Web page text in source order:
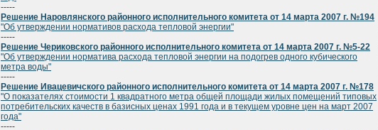
-----
Решение Наровлянского районного исполнительного комитета от 14 марта 2007 г. №194
"Об утверждении нормативов расхода тепловой энергии"
-----
Решение Чериковского районного исполнительного комитета от 14 марта 2007 г. №5-22
"Об утверждении норматива расхода тепловой энергии на подогрев одного кубического
метра воды"
-----
Решение Ивацевичского районного исполнительного комитета от 14 марта 2007 г. №178
"О показателях стоимости 1 квадратного метра общей площади жилых помещений типовых
потребительских качеств в базисных ценах 1991 года и в текущем уровне цен на март 2007
года"
-----